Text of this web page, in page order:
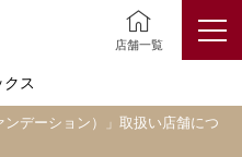
店舗一覧
クス
ンデーション）」取扱い店舗につ